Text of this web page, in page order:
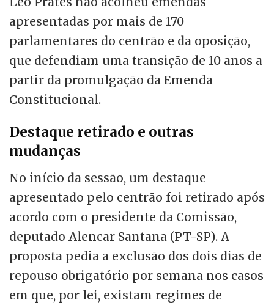
apresentadas por mais de 170
parlamentares do centrão e da oposição,
que defendiam uma transição de 10 anos a
partir da promulgação da Emenda
Constitucional.
Destaque retirado e outras
mudanças
No início da sessão, um destaque
apresentado pelo centrão foi retirado após
acordo com o presidente da Comissão,
deputado Alencar Santana (PT-SP). A
proposta pedia a exclusão dos dois dias de
repouso obrigatório por semana nos casos
em que, por lei, existam regimes de